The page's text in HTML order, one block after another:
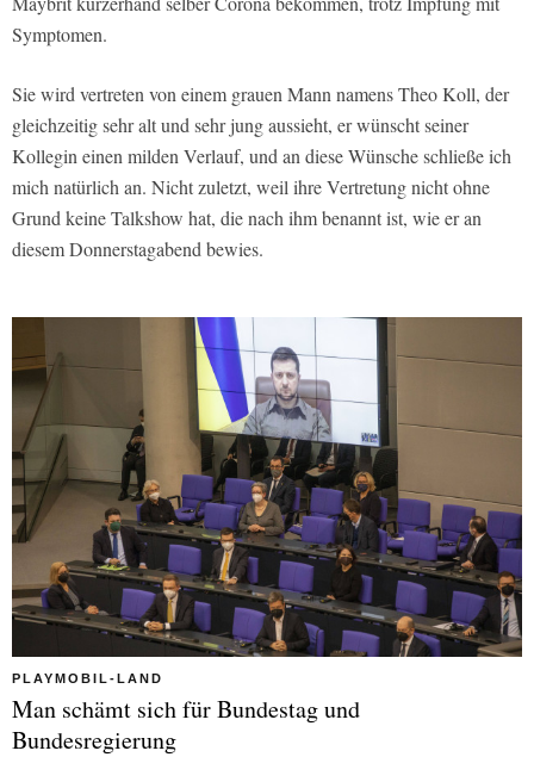
Symptomen.
Sie wird vertreten von einem grauen Mann namens Theo Koll, der
gleichzeitig sehr alt und sehr jung aussieht, er wünscht seiner
Kollegin einen milden Verlauf, und an diese Wünsche schließe ich
mich natürlich an. Nicht zuletzt, weil ihre Vertretung nicht ohne
Grund keine Talkshow hat, die nach ihm benannt ist, wie er an
diesem Donnerstagabend bewies.
PLAYMOBIL-LAND
Man schämt sich für Bundestag und
Bundesregierung